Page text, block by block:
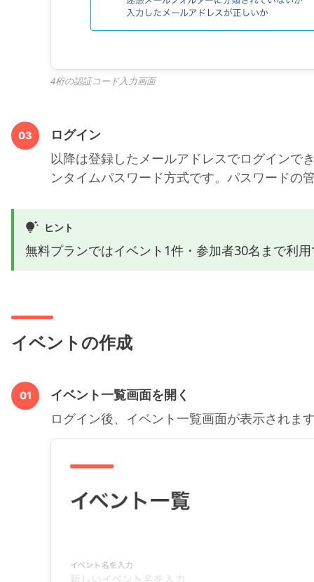
4桁の認証コード入力画面
03 ログイン
以降は登録したメールアドレスでログインで
ンタイムパスワード方式です。パスワードの
ヒント
無料プランではイベント1件・参加者30名まで利
イベントの作成
01 イベント一覧画面を開く
ログイン後、イベント一覧画面が表示されま